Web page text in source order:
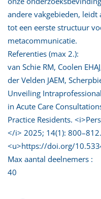
andere vakgebieden,
tot een eerste structuur
metacommunicatie.
Referenties (max 2.):
van Schie RM, Coolen
der Velden JAEM,
Unveiling
in Acute Care
Practice Residents.
</i> 2025; 14(1):
<u>https://doi.org/
Max aantal deelnemers :
40